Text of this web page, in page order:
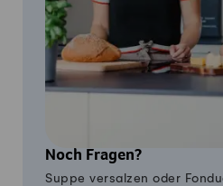
Noch Fragen?
Suppe versalzen oder